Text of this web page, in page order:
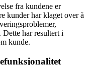
fra kundene er
kunder har klaget over å
Dette har resultert i
kunde.